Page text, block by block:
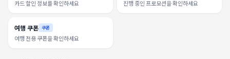
카드 할인 정보를 확인하세요 진행 중인 프로모션을 확인하세요
여행 쿠폰 쿠폰
여행 전용 쿠폰을 확인하세요